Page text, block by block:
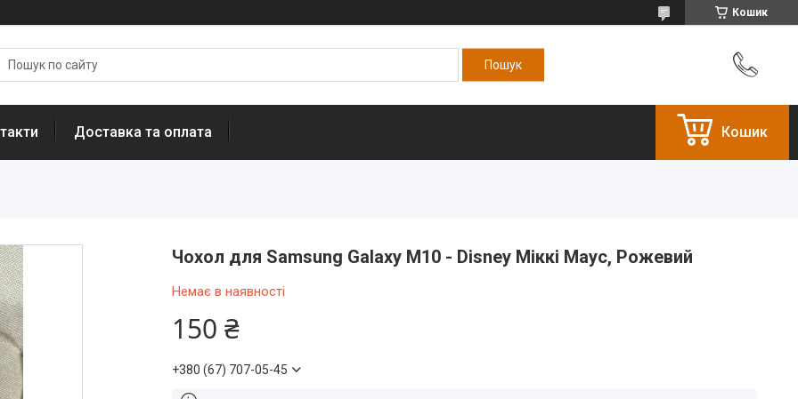
Кошик
Доставка та оплата Кошик
Чохол для Samsung Galaxy М10 - Disney Міккі Маус, Рожевий
Немає в наявності
150 ₴
+380 (67) 707-05-45